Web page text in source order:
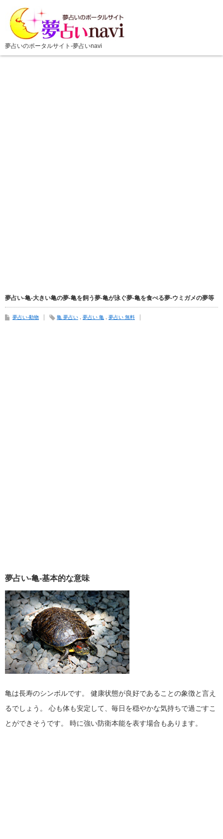
夢占い-亀-大きい亀の夢-亀を飼う夢-亀が泳ぐ夢-亀を食べる夢-ウミガメの夢等
夢占い-動物 亀 夢占い , 夢占い 亀 , 夢占い 無料
夢占い-亀-基本的な意味
亀は長寿のシンボルです。
健康状態が良好であることの象徴と言え
るでしょう。
心も体も安定して、毎日を穏やかな気持ちで過ごすこ
とができそうです。
時に強い防衛本能を表す場合もあります。